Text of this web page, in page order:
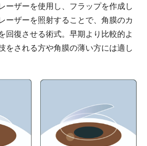
ーザーを使用し、フラップを作成し
ーザーを照射することで、角膜のカ
回復させる術式。早期より比較的よ
をされる方や角膜の薄い方には適し